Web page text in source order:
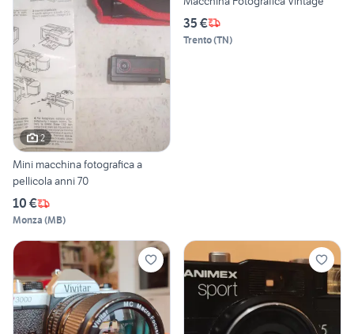
2
Mini macchina fotografica a
pellicola anni 70
10 €
Monza (MB)
35 €
Trento(TN)